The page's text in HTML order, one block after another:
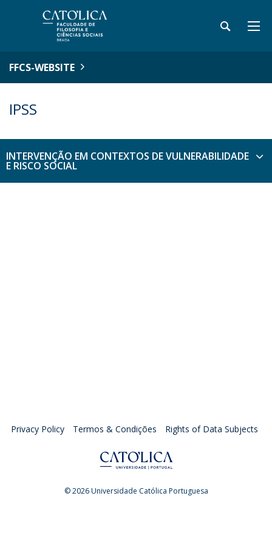
FFCS-WEBSITE
IPSS
INTERVENÇÃO EM CONTEXTOS DE VULNERABILIDADE
E RISCO SOCIAL
Privacy Policy Termos & Condições Rights of Data Subjects
© 2026 Universidade Católica Portuguesa